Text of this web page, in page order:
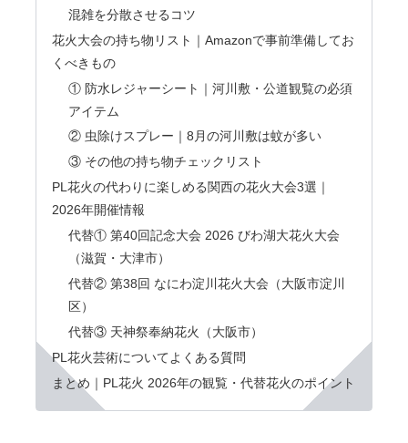
混雑を分散させるコツ
花火大会の持ち物リスト｜Amazonで事前準備してお
くべきもの
① 防水レジャーシート｜河川敷・公道観覧の必須
アイテム
② 虫除けスプレー｜8月の河川敷は蚊が多い
③ その他の持ち物チェックリスト
PL花火の代わりに楽しめる関西の花火大会3選｜
2026年開催情報
代替① 第40回記念大会 2026 びわ湖大花火大会
（滋賀・大津市）
代替② 第38回 なにわ淀川花火大会（大阪市淀川
区）
代替③ 天神祭奉納花火（大阪市）
PL花火芸術についてよくある質問
まとめ｜PL花火 2026年の観覧・代替花火のポイント